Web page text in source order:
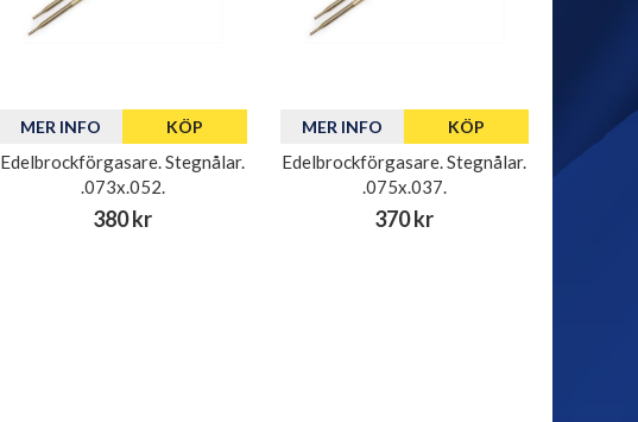
MER INFO KÖP
Edelbrockförgasare. Stegnålar.
.073x.052.
380 kr
MER INFO KÖP
Edelbrockförgasare. Stegnålar.
.075x.037.
370 kr